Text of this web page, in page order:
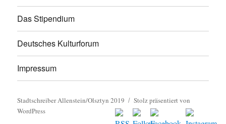
Das Stipendium
Deutsches Kulturforum
Impressum
Stadtschreiber Allenstein/Olsztyn 2019
Stolz präsentiert von
WordPress